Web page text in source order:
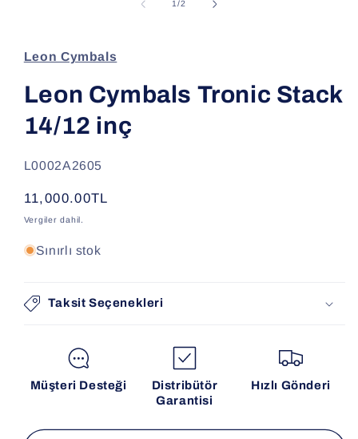
1//2
Leon Cymbals
Leon Cymbals Tronic Stack
14/12 inç
SKU:
L0002A2605
Normal
fiyat
11,000.00TL
Vergiler dahil.
Sınırlı stok
Taksit Seçenekleri
Müşteri Desteği
Distribütör
Garantisi
Hızlı Gönderi